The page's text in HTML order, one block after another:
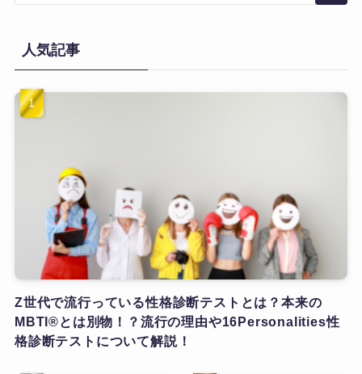
人気記事
Z世代で流行っている性格診断テストとは？本来の
MBTI®とは別物！？流行の理由や16Personalities性
格診断テストについて解説！